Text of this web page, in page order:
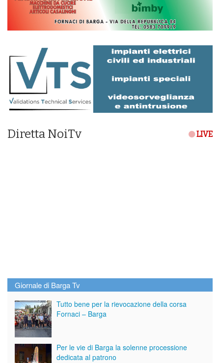
Diretta NoiTv LIVE
Giornale di Barga Tv
Tutto bene per la rievocazione della corsa
Fornaci – Barga
Per le vie di Barga la solenne processione
dedicata al patrono